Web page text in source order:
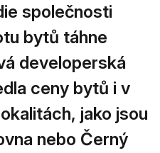
společnosti
bytů táhne
developerská
ceny bytů i v
jako jsou
nebo Černý